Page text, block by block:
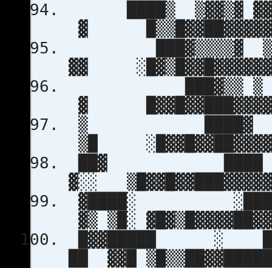
████▒ ▒▓▓▒▓
▓
███▓▒▒▒▒▓
▓▓
███▓▒▒ ▒
▓
▒ ████▓ ░▒ ▓
▒█
██▓ ████ ░ ░
▓░░
▓████░ ░████
▓▒ ▒█░
█▓▓█████ ░
██ ▓▓█